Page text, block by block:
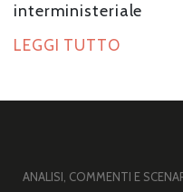
interministeriale
LEGGI TUTTO
ANALISI, COMMENTI E